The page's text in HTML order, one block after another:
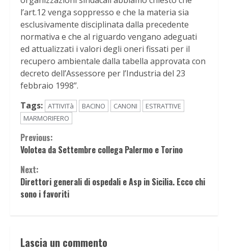
l’art.12 venga soppresso e che la materia sia
esclusivamente disciplinata dalla precedente
normativa e che al riguardo vengano adeguati
ed attualizzati i valori degli oneri fissati per il
recupero ambientale dalla tabella approvata con
decreto dell’Assessore per l’Industria del 23
febbraio 1998”.
Tags: ATTIVITà BACINO CANONI
ESTRATTIVE
MARMORIFERO
Continue
Reading
Previous:
Volotea da Settembre collega Palermo e Torino
Next:
Direttori generali di ospedali e Asp in Sicilia. Ecco chi
sono i favoriti
Lascia un commento